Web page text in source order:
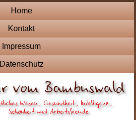
Home
Kontakt
Impressum
Datenschutz